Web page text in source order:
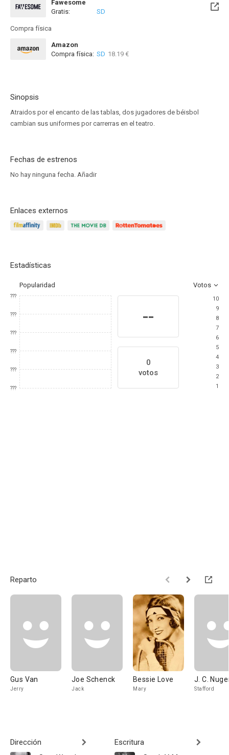
Fawesome
Gratis:
SD
Compra física
Amazon
Compra física: SD 18.19 €
Sinopsis
Atraidos por el encanto de las tablas, dos jugadores de béisbol
cambian sus uniformes por carrerras en el teatro.
Fechas de estrenos
No hay ninguna fecha. Añadir
Enlaces externos
Estadísticas
Popularidad Votos
???
???
???
???
???
???
--
0
votos
10
9
8
7
6
5
4
3
2
1
Reparto
Gus Van
Jerry
Joe Schenck
Jack
Bessie Love
Mary
J. C.
Stafford
Dirección
Escritura